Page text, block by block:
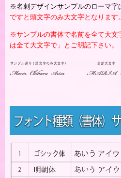
※名刺デザインサンプルのローマ字
ですと頭文字のみ大文字となります
※サンプルの書体で名前を全て大文
は全て大文字で」とご明記下さい。